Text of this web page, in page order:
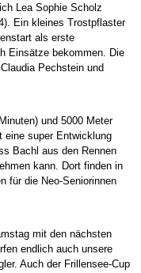
Lea Sophie Scholz
Ein kleines Trostpflaster
als erste
Einsätze bekommen. Die
Pechstein und
und 5000 Meter
eine super Entwicklung
Bachl aus den Rennen
kann. Dort finden in
für die Neo-Seniorinnen
mit den nächsten
endlich auch unsere
Auch der Frillensee-Cup